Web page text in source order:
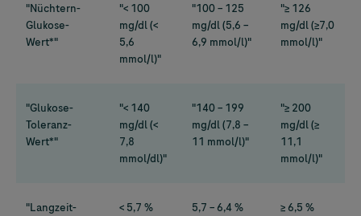
"Nüchtern-
Glukose-
Wert*"
"< 100
mg/dl (<
5,6
mmol/l)"
"100 – 125
mg/dl (5,6 –
6,9 mmol/l)"
"≥ 126
mg/dl (≥7,0
mmol/l)"
"Glukose-
Toleranz-
Wert*"
"< 140
mg/dl (<
7,8
mmol/dl)"
"140 – 199
mg/dl (7,8 –
11 mmol/l)"
"≥ 200
mg/dl (≥
11,1
mmol/l)"
"Langzeit-
< 5,7 % 5,7 – 6,4 % ≥ 6,5 %